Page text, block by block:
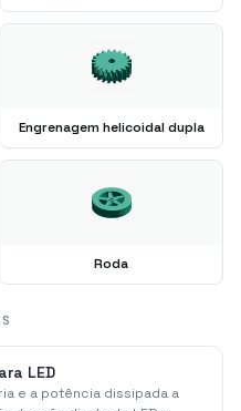
Engrenagem helicoidal dupla
Roda
LED
e a potência dissipada a